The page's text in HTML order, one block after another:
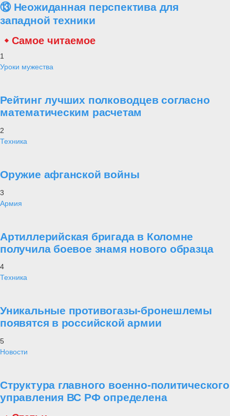
⑬ Неожиданная перспектива для
западной техники
Самое читаемое
1
Уроки мужества
Рейтинг лучших полководцев согласно
математическим расчетам
2
Техника
Оружие афганской войны
3
Армия
Артиллерийская бригада в Коломне
получила боевое знамя нового образца
4
Техника
Уникальные противогазы-бронешлемы
появятся в российской армии
5
Новости
Структура главного военно-политического
управления ВС РФ определена